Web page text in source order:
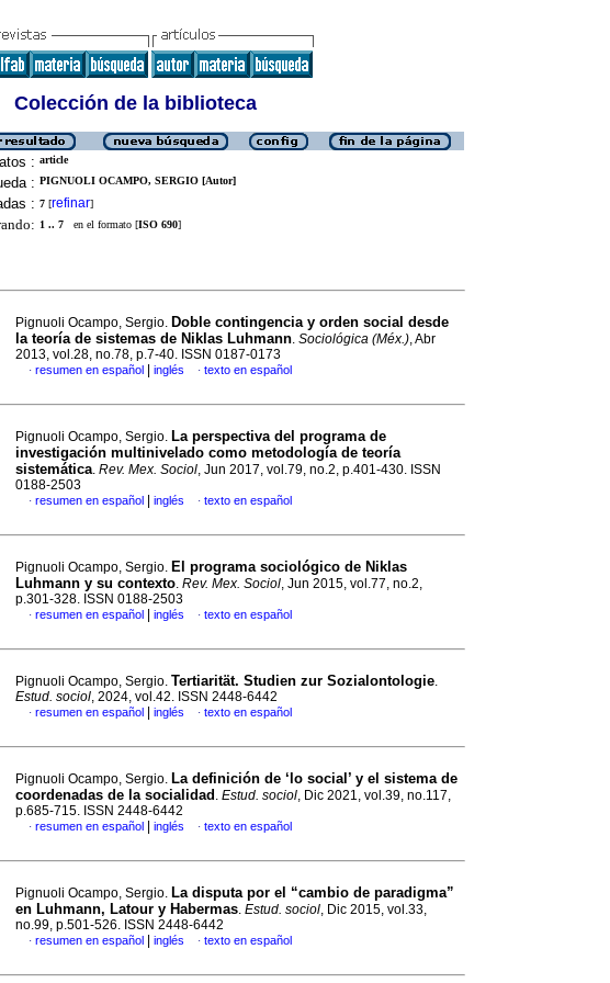
Colección de la biblioteca
: article
: PIGNUOLI OCAMPO, SERGIO [Autor]
: 7 [refinar]
1 .. 7 en el formato [ISO 690]
Pignuoli Ocampo, Sergio. Doble contingencia y orden social desde
la teoría de sistemas de Niklas Luhmann. Sociológica (Méx.), Abr
2013, vol.28, no.78, p.7-40. ISSN 0187-0173
· resumen en español inglés · texto en español
Pignuoli Ocampo, Sergio. La perspectiva del programa de
investigación multinivelado como metodología de teoría
sistemática. Rev. Mex. Sociol, Jun 2017, vol.79, no.2, p.401-430. ISSN
0188-2503
· resumen en español inglés · texto en español
Pignuoli Ocampo, Sergio. El programa sociológico de Niklas
Luhmann y su contexto. Rev. Mex. Sociol, Jun 2015, vol.77, no.2,
p.301-328. ISSN 0188-2503
· resumen en español inglés · texto en español
Pignuoli Ocampo, Sergio. Tertiarität. Studien zur Sozialontologie.
Estud. sociol, 2024, vol.42. ISSN 2448-6442
· resumen en español inglés · texto en español
Pignuoli Ocampo, Sergio. La definición de ‘lo social’ y el sistema de
coordenadas de la socialidad . Estud. sociol, Dic 2021, vol.39, no.117,
p.685-715. ISSN 2448-6442
· resumen en español inglés · texto en español
Pignuoli Ocampo, Sergio. La disputa por el “cambio de paradigma”
en Luhmann, Latour y Habermas. Estud. sociol, Dic 2015, vol.33,
no.99, p.501-526. ISSN 2448-6442
· resumen en español inglés · texto en español